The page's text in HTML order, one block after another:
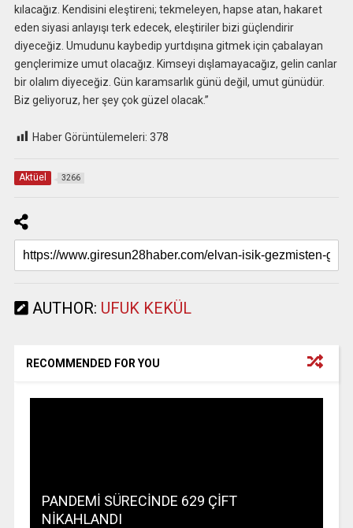
kılacağız. Kendisini eleştireni; tekmeleyen, hapse atan, hakaret
eden siyasi anlayışı terk edecek, eleştiriler bizi güçlendirir
diyeceğiz. Umudunu kaybedip yurtdışına gitmek için çabalayan
gençlerimize umut olacağız. Kimseyi dışlamayacağız, gelin canlar
bir olalım diyeceğiz. Gün karamsarlık günü değil, umut günüdür.
Biz geliyoruz, her şey çok güzel olacak.”
Haber Görüntülemeleri: 378
Aktüel 3266
AUTHOR: UFUK KEKÜL
RECOMMENDED FOR YOU
PANDEMİ SÜRECİNDE 629 ÇİFT
NİKAHLANDI